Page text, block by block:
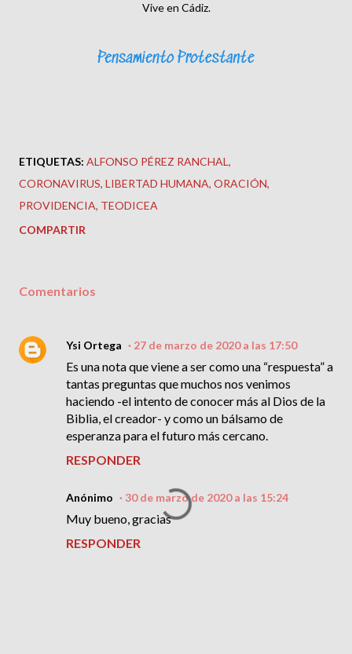
Vive en Cádiz.
ETIQUETAS: ALFONSO PÉREZ RANCHAL
CORONAVIRUS LIBERTAD HUMANA ORACIÓN
PROVIDENCIA TEODICEA
COMPARTIR
Comentarios
Ysi Ortega 27 de marzo de 2020 a las 17:50
Es una nota que viene a ser como una “respuesta” a
tantas preguntas que muchos nos venimos
haciendo -el intento de conocer más al Dios de la
Biblia, el creador- y como un bálsamo de
esperanza para el futuro más cercano.
RESPONDER
Anónimo 30 de marzo de 2020 a las 15:24
Muy bueno, gracias
RESPONDER